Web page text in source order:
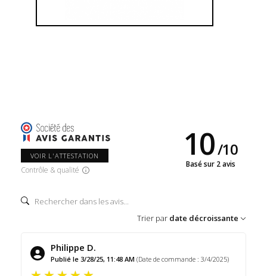
VOIR L'ATTESTATION
Contrôle & qualité
10/10
Basé sur 2 avis
Trier par date décroissante
Philippe D.
Publié le 3/28/25, 11:48 AM (Date de commande : 3/4/2025)